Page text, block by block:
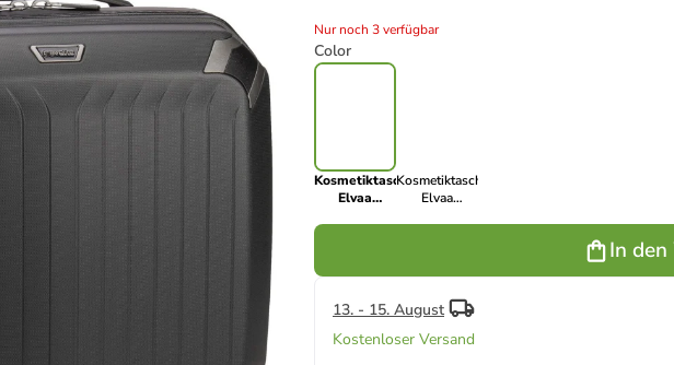
Nur noch 3 verfügbar
Color
Kosmetiktasche
Elvaa
Kosmetiktasche
Elvaa
In
13. - 15. August
Kostenloser Versand